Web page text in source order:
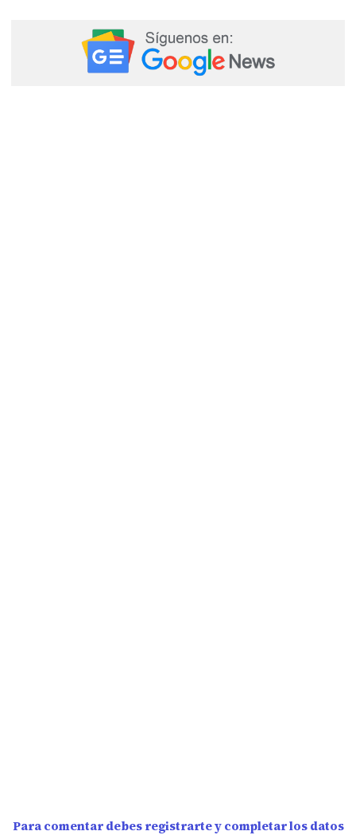
Para comentar debes registrarte y completar los datos